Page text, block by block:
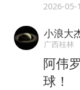
2026-05-
小浪大
广西桂林
阿伟
球！